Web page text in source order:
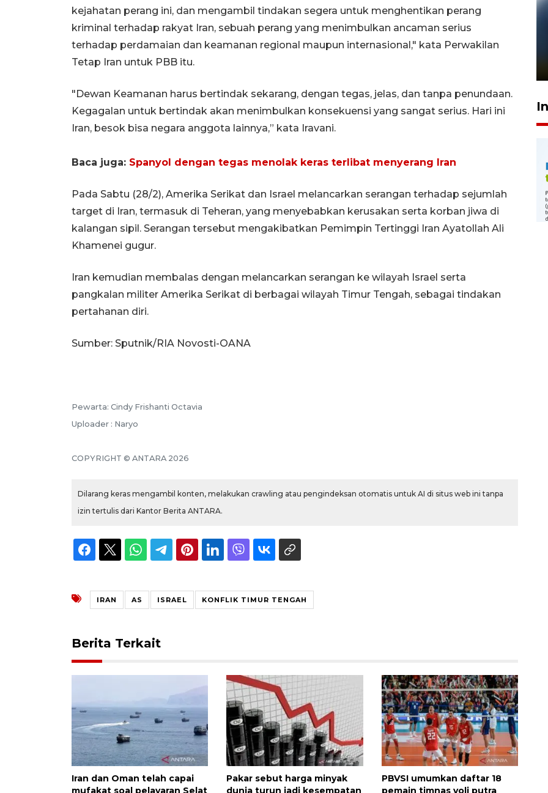
kejahatan perang ini, dan mengambil tindakan segera untuk menghentikan perang
kriminal terhadap rakyat Iran, sebuah perang yang menimbulkan ancaman serius
terhadap perdamaian dan keamanan regional maupun internasional," kata Perwakilan
Tetap Iran untuk PBB itu.
"Dewan Keamanan harus bertindak sekarang, dengan tegas, jelas, dan tanpa penundaan.
Kegagalan untuk bertindak akan menimbulkan konsekuensi yang sangat serius. Hari ini
Iran, besok bisa negara anggota lainnya,” kata Iravani.
Baca juga: Spanyol dengan tegas menolak keras terlibat menyerang Iran
Pada Sabtu (28/2), Amerika Serikat dan Israel melancarkan serangan terhadap sejumlah
target di Iran, termasuk di Teheran, yang menyebabkan kerusakan serta korban jiwa di
kalangan sipil. Serangan tersebut mengakibatkan Pemimpin Tertinggi Iran Ayatollah Ali
Khamenei gugur.
Iran kemudian membalas dengan melancarkan serangan ke wilayah Israel serta
pangkalan militer Amerika Serikat di berbagai wilayah Timur Tengah, sebagai tindakan
pertahanan diri.
Sumber: Sputnik/RIA Novosti-OANA
Pewarta: Cindy Frishanti Octavia
Uploader : Naryo
COPYRIGHT © ANTARA 2026
Dilarang keras mengambil konten, melakukan crawling atau pengindeksan otomatis untuk AI di situs web ini tanpa
izin tertulis dari Kantor Berita ANTARA.
IRAN AS ISRAEL KONFLIK TIMUR TENGAH
Berita Terkait
Iran dan Oman telah capai
mufakat soal pelayaran Selat
Pakar sebut harga minyak
dunia turun jadi kesempatan
PBVSI umumkan daftar 18
pemain timnas voli putra
Pelanggan Filaha Farm setia
sampai 8 tahan?
jalanan Jakarta